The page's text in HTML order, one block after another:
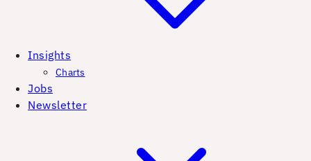
Insights
Charts
Jobs
Newsletter